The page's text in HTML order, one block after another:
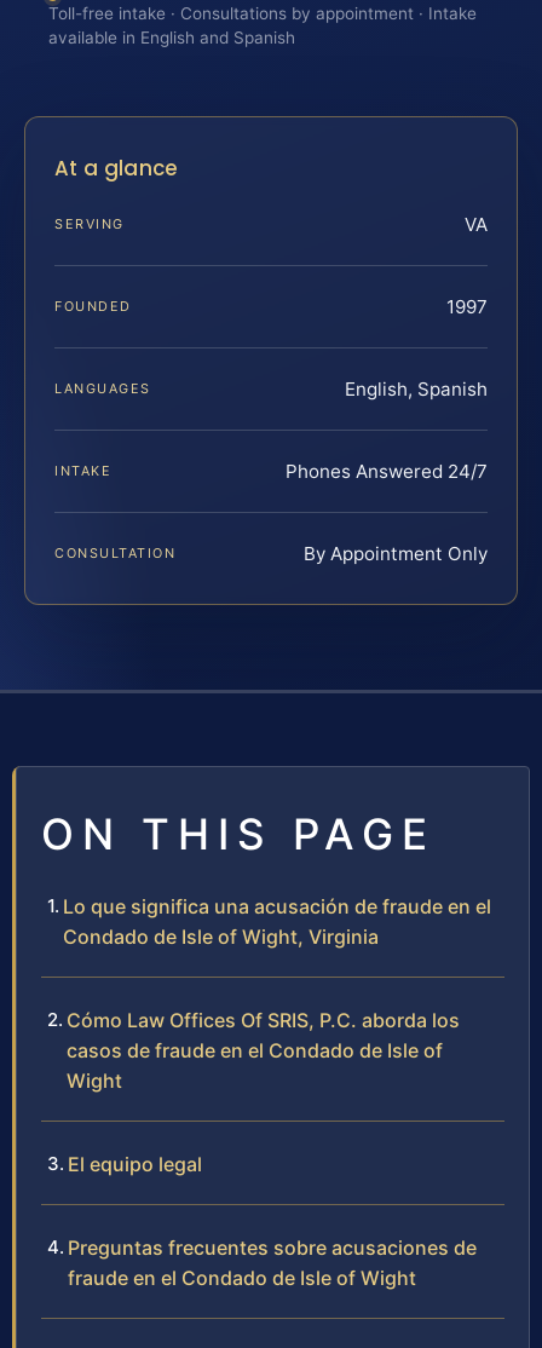
Toll-free intake · Consultations by appointment · Intake
available in English and Spanish
At a glance
SERVING VA
FOUNDED 1997
LANGUAGES English, Spanish
INTAKE Phones Answered 24/7
CONSULTATION By Appointment Only
ON THIS PAGE
Lo que significa una acusación de fraude en el
Condado de Isle of Wight, Virginia
Cómo Law Offices Of SRIS, P.C. aborda los
casos de fraude en el Condado de Isle of
Wight
El equipo legal
Preguntas frecuentes sobre acusaciones de
fraude en el Condado de Isle of Wight